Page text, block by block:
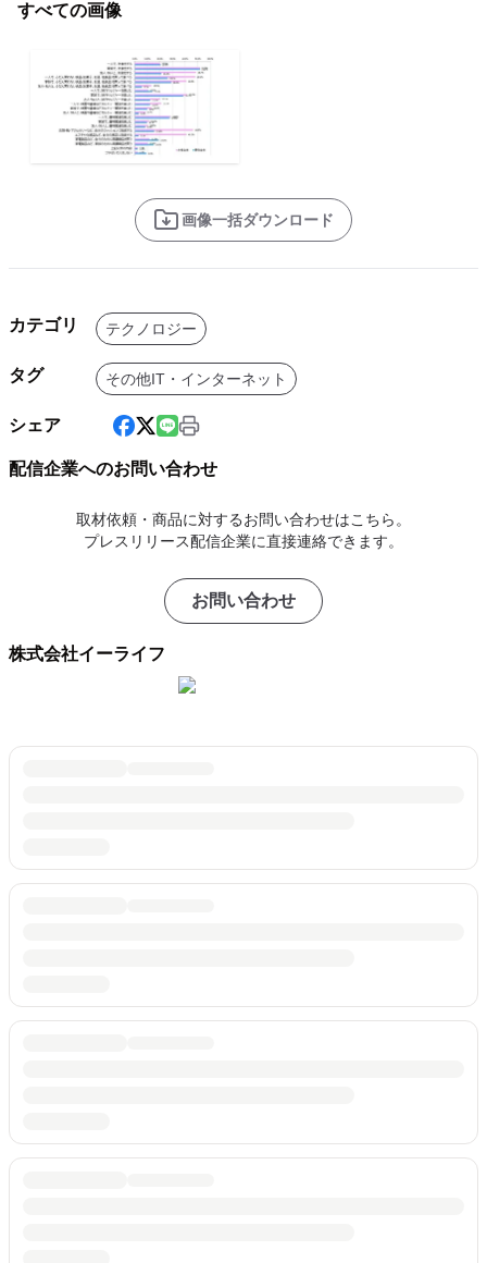
すべての画像
画像一括ダウンロード
カテゴリ テクノロジー
タグ その他IT・インターネット
シェア
配信企業へのお問い合わせ
取材依頼・商品に対するお問い合わせはこちら。
プレスリリース配信企業に直接連絡できます。
お問い合わせ
株式会社イーライフ